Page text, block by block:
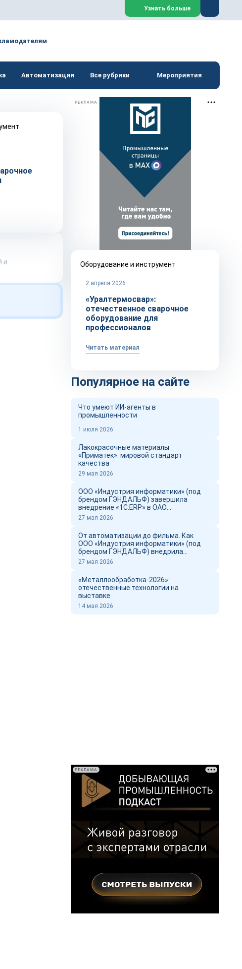
Узнать больше
Автоматизация Все рубрики Мероприятия
и
РЕКЛАМА
Оборудование и инструмент
2 апреля 2026
«Уралтермосвар»:
отечественное сварочное
оборудование для
профессионалов
Читать материал
Популярное на сайте
Что умеют ИИ-агенты в
промышленности
1 июля 2026
Лакокрасочные материалы
«Приматек»: мировой стандарт
качества
29 мая 2026
ООО «Индустрия информатики» (под
брендом ГЭНДАЛЬФ) завершила
внедрение «1С:ERP» в ОАО
«Новоросцемент» и выпустил фильм о
27 мая 2026
От автоматизации до фильма. Как
ООО «Индустрия информатики» (под
брендом ГЭНДАЛЬФ) внедрила
«1С:ERP» в ОАО «Новоросцемент»
27 мая 2026
«Металлообработка-2026»:
отечественные технологии на
выставке
14 мая 2026
РЕКЛАМА